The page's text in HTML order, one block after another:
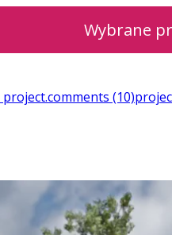
Wybrane
project.comments (10)